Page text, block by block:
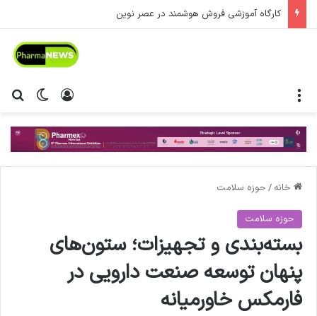
کارگاه آموزشی فروش هوشمند در عصر نوین
تغییر ورود
خانه / حوزه سلامت
حوزه سلامت
بسته‌بندی و تجهیزات؛ ستون‌های
پنهان توسعه صنعت دارویی در
فارمکس خاورمیانه